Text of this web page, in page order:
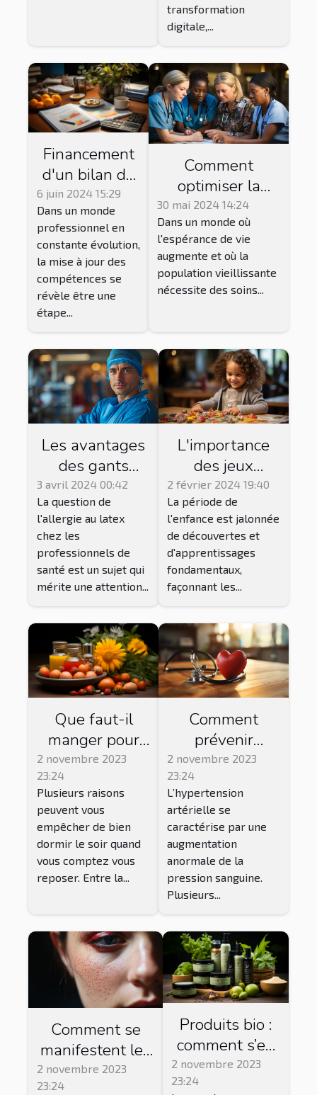
transformation
digitale,...
Financement
d'un bilan de
compétences :
options et
conseils
6 juin 2024 15:29
Dans un monde
professionnel en
constante évolution,
la mise à jour des
compétences se
révèle être une
étape...
Comment
optimiser la
gestion des
équipes
pluridisciplinaires
dans les maisons
de retraite pour
?
30 mai 2024 14:24
Dans un monde où
l'espérance de vie
augmente et où la
population vieillissante
nécessite des soins...
Les avantages
des gants
nitrile pour les
professionnels
de santé
allergiques au
latex
3 avril 2024 00:42
La question de
l'allergie au latex
chez les
professionnels de
santé est un sujet qui
mérite une attention...
L'importance
des jeux
éducatifs dans
le
développement
cognitif de
l'enfant
2 février 2024 19:40
La période de
l'enfance est jalonnée
de découvertes et
d'apprentissages
fondamentaux,
façonnant les...
Que faut-il
manger pour
bien dormir ?
2 novembre 2023
23:24
Plusieurs raisons
peuvent vous
empêcher de bien
dormir le soir quand
vous comptez vous
reposer. Entre la...
Comment
prévenir
l’hypertension
artérielle ?
2 novembre 2023
23:24
L’hypertension
artérielle se
caractérise par une
augmentation
anormale de la
pression sanguine.
Plusieurs...
Comment se
manifestent les
dermatoses
2 novembre 2023
23:24
Produits bio :
comment s’en
procurer ?
2 novembre 2023
23:24